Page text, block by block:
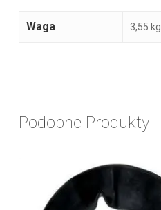
Waga 3,55 kg
Podobne Produkty